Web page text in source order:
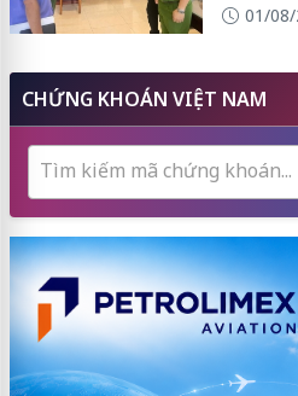
01/
CHỨNG KHOÁN VIỆT NAM
Tìm kiếm mã chứng khoán...